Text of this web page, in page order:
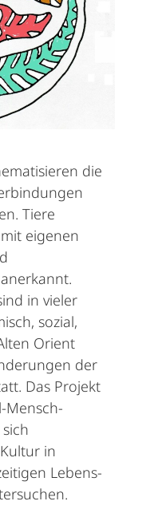
die
Tiere
eigenen
in vieler
sozial,
Orient
der
Das Projekt
Mensch-
in
Lebens-